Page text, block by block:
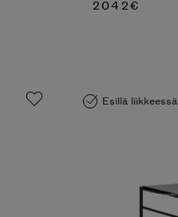
2042€
Esillä liikkeessä